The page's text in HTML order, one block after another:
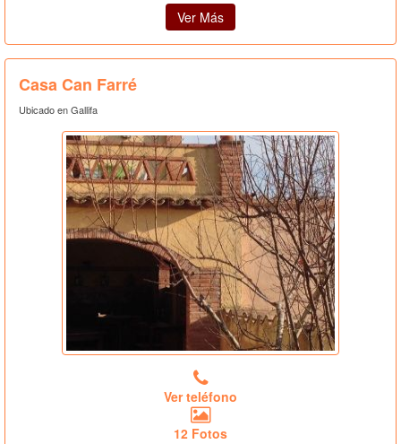
Ver Más
Casa Can Farré
Ubicado en Gallifa
Ver teléfono
12 Fotos